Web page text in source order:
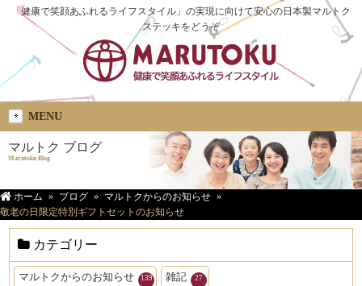
「健康で笑顔あふれるライフスタイル」の実現に向けて安心の日本製マルトク
ステッキをどうぞ
MENU
マルトク ブログ
Marutoku Blog
ホーム ブログ
マルトクからのお知らせ
敬老の日限定特別ギフトセットのお知らせ
カテゴリー
マルトクからのお知らせ 139 雑記 27